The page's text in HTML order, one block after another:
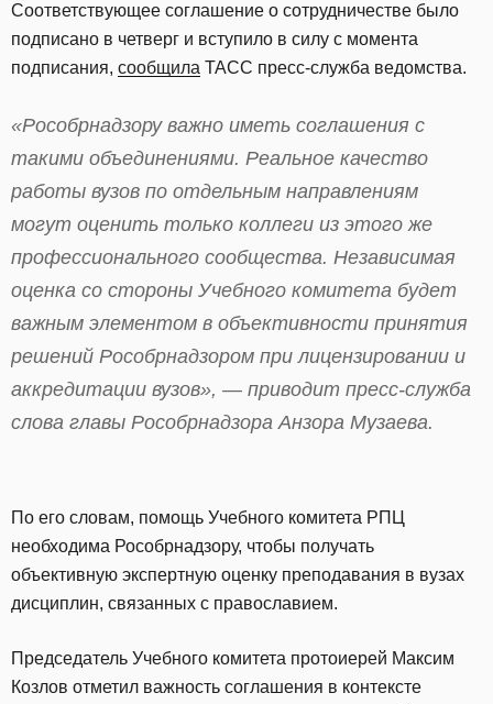
Соответствующее соглашение о сотрудничестве было
подписано в четверг и вступило в силу с момента
подписания, сообщила ТАСС пресс-служба ведомства.
«Рособрнадзору важно иметь соглашения с
такими объединениями. Реальное качество
работы вузов по отдельным направлениям
могут оценить только коллеги из этого же
профессионального сообщества. Независимая
оценка со стороны Учебного комитета будет
важным элементом в объективности принятия
решений Рособрнадзором при лицензировании и
аккредитации вузов», — приводит пресс-служба
слова главы Рособрнадзора Анзора Музаева.
По его словам, помощь Учебного комитета РПЦ
необходима Рособрнадзору, чтобы получать
объективную экспертную оценку преподавания в вузах
дисциплин, связанных с православием.
Председатель Учебного комитета протоиерей Максим
Козлов отметил важность соглашения в контексте